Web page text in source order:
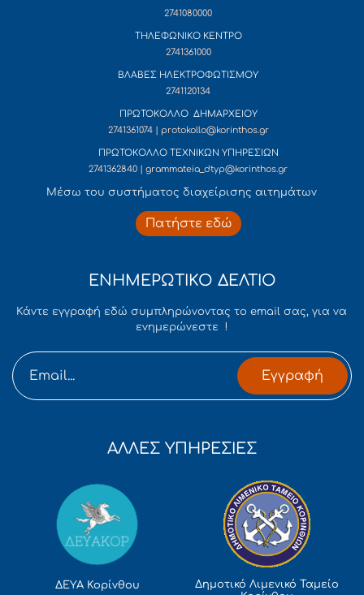
2741080000
ΤΗΛΕΦΩΝΙΚΟ ΚΕΝΤΡΟ
2741361000
ΒΛΑΒΕΣ ΗΛΕΚΤΡΟΦΩΤΙΣΜΟΥ
2741120134
ΠΡΩΤΟΚΟΛΛΟ ΔΗΜΑΡΧΕΙΟΥ
2741361074 | protokollo@korinthos.gr
ΠΡΩΤΟΚΟΛΛΟ ΤΕΧΝΙΚΩΝ ΥΠΗΡΕΣΙΩΝ
2741362840 | grammateia_dtyp@korinthos.gr
Mέσω του συστήματος διαχείρισης αιτημάτων
Πατήστε εδώ
ΕΝΗΜΕΡΩΤΙΚΟ ΔΕΛΤΙΟ
Κάντε εγγραφή εδώ συμπληρώνοντας το email σας, για να
ενημερώνεστε !
Εγγραφή
ΑΛΛΕΣ ΥΠΗΡΕΣΙΕΣ
ΔΕΥΑ Κορίνθου
Δημοτικό Λιμενικό Ταμείο